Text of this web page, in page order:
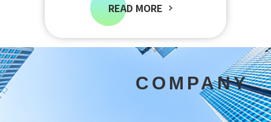
READ MORE
COMPANY